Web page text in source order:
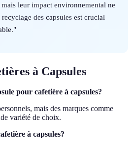
leur impact environnemental ne
des capsules est crucial
à Capsules
pour cafetière à capsules?
mais des marques comme
variété de choix.
à capsules?